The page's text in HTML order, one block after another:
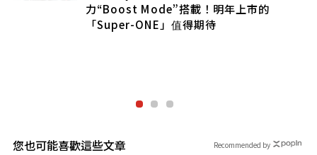
俐落又運動感十足的獨特設計超帥！
承襲「Civic」操控感、動態表現超強
您也可能喜歡這些文章 Recommended by